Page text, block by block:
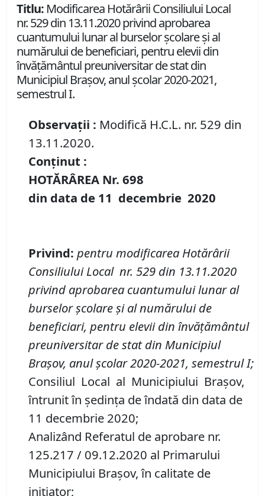
Titlu: Modificarea Hotărârii Consiliului Local
nr. 529 din 13.11.2020 privind aprobarea
cuantumului lunar al burselor școlare și al
numărului de beneficiari, pentru elevii din
învățământul preuniversitar de stat din
Municipiul Brașov, anul școlar 2020-2021,
semestrul I.
Observații : Modifică H.C.L. nr. 529 din
13.11.2020.
Conținut :
HOTĂRÂREA Nr. 698
din data de 11 decembrie 2020
Privind: pentru modificarea Hotărârii
Consiliului Local nr. 529 din 13.11.2020
privind aprobarea cuantumului lunar al
burselor școlare și al numărului de
beneficiari, pentru elevii din învățământul
preuniversitar de stat din Municipiul
Brașov, anul școlar 2020-2021, semestrul I;
Consiliul Local al Municipiului Braşov,
întrunit în şedinţa de îndată din data de
11 decembrie 2020;
Analizând Referatul de aprobare nr.
125.217 / 09.12.2020 al Primarului
Municipiului Braşov, în calitate de
inițiator;